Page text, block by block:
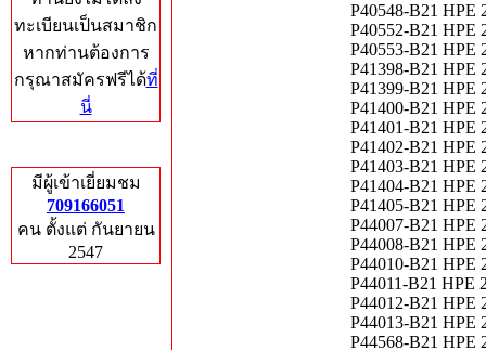
ทะเบียนเป็นสมาชิก
หากท่านต้องการ
กรุณาสมัครฟรีได้ที่
นี่
มีผู้เข้าเยี่ยมชม
709166051
คน ตั้งแต่ กันยายน
2547
P40548-B21 HPE
P40552-B21 HPE
P40553-B21 HPE
P41398-B21 HPE
P41399-B21 HPE
P41400-B21 HPE
P41401-B21 HPE
P41402-B21 HPE
P41403-B21 HPE
P41404-B21 HPE
P41405-B21 HPE
P44007-B21 HPE
P44008-B21 HPE
P44010-B21 HPE
P44011-B21 HPE
P44012-B21 HPE
P44013-B21 HPE
P44568-B21 HPE